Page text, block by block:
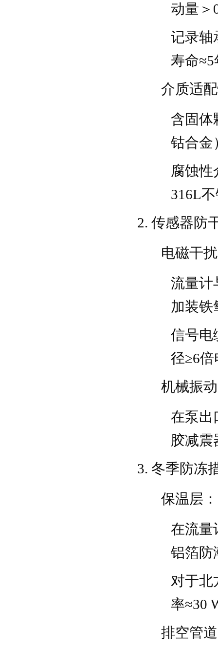
动量＞
记录轴
寿命
介质适
含固体
钴合金
腐蚀性
316L
传感器防
电磁干
流量计
加装铁
信号电
径≥6
机械振动
在泵出
胶减震
冬季防冻
保温层 ：
在流量
铝箔防
对于北
率≈30
排空管道